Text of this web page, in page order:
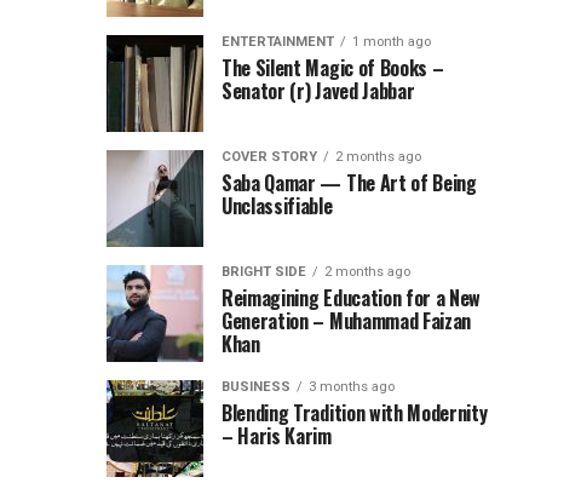
ENTERTAINMENT 1 month ago
The Silent Magic of Books –
Senator (r) Javed Jabbar
COVER STORY 2 months ago
Saba Qamar — The Art of Being
Unclassifiable
BRIGHT SIDE 2 months ago
Reimagining Education for a New
Generation – Muhammad Faizan
Khan
BUSINESS 3 months ago
Blending Tradition with Modernity
– Haris Karim